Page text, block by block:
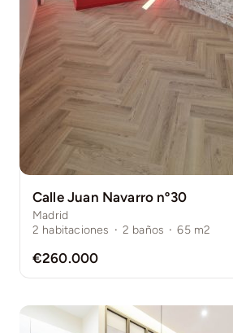
Calle Juan Navarro nº30
Madrid
2 habitaciones · 2 baños · 65 m2
€260.000